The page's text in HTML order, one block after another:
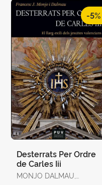
-5%
Desterrats Per Ordre
de Carles Iii
MONJO DALMAU,